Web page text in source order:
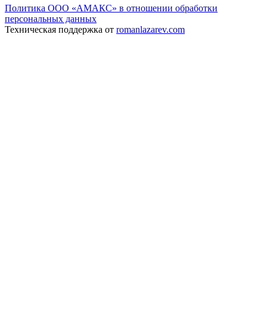
Политика ООО «АМАКС» в отношении обработки
персональных данных
Техническая поддержка от romanlazarev.com